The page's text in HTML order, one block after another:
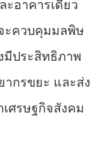
อาคารเดี่ยว
ะควบคุมมลพิษ
มีประสิทธิภาพ
กรขยะ และส่ง
ศรษฐกิจสังคม